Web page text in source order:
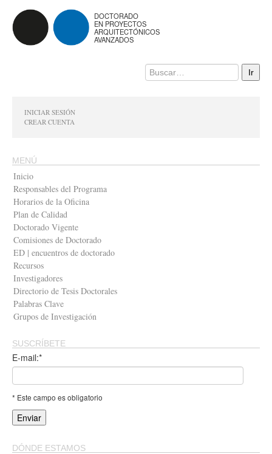
DOCTORADO
EN PROYECTOS
ARQUITECTÓNICOS
AVANZADOS
INICIAR SESIÓN
CREAR CUENTA
MENÚ
Inicio
Responsables del Programa
Horarios de la Oficina
Plan de Calidad
Doctorado Vigente
Comisiones de Doctorado
ED | encuentros de doctorado
Recursos
Investigadores
Directorio de Tesis Doctorales
Palabras Clave
Grupos de Investigación
SUSCRÍBETE
E-mail:*
* Este campo es obligatorio
DÓNDE ESTAMOS